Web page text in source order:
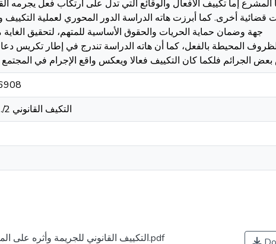
المشرع إما تكييف الأفعال والوقائع التي تدل على ارتكاب فعل يجرمه
قضائية أخرى. كما أبرزت هاته الدراسة الدور المحوري لعملية التكييف
جهة وضمان حماية الحريات والحقوق الأساسية للمتهم، لتحقيق الغاية
المحيطة بالفعل، كما أن هاته الدراسة تندرج في إطار تكريس
الجرائم فلكما كان التكييف فعالا ويعكس واقع الإجرام في
التكيف القانوني 2/. صلاحيات القاضي التحقيق 3/ الاحالة 4 /. الجرائم الواقعة
التكييف القانوني للجريمة وأثره على المتابعة.pdf